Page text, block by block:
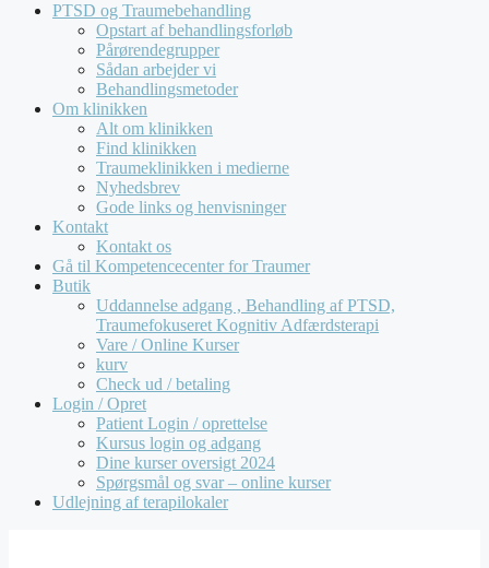
PTSD og Traumebehandling
Opstart af behandlingsforløb
Pårørendegrupper
Sådan arbejder vi
Behandlingsmetoder
Om klinikken
Alt om klinikken
Find klinikken
Traumeklinikken i medierne
Nyhedsbrev
Gode links og henvisninger
Kontakt
Kontakt os
Gå til Kompetencecenter for Traumer
Butik
Uddannelse adgang , Behandling af PTSD,
Traumefokuseret Kognitiv Adfærdsterapi
Vare / Online Kurser
kurv
Check ud / betaling
Login / Opret
Patient Login / oprettelse
Kursus login og adgang
Dine kurser oversigt 2024
Spørgsmål og svar – online kurser
Udlejning af terapilokaler